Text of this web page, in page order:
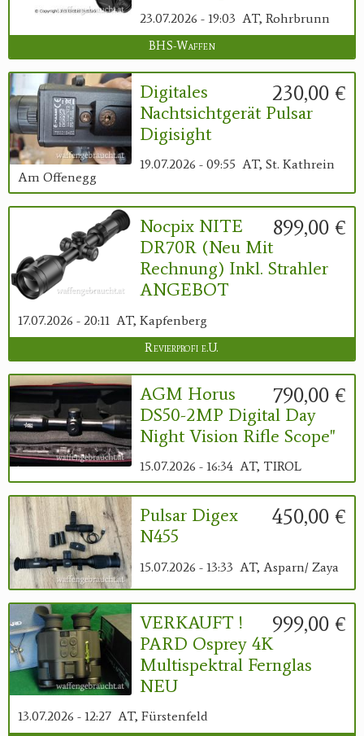
23.07.2026 - 19:03 AT, Rohrbrunn
BHS-Waffen
230,00 €
Digitales
Nachtsichtgerät Pulsar
Digisight
19.07.2026 - 09:55 AT, St. Kathrein
Am Offenegg
899,00 €
Nocpix NITE
DR70R (neu Mit
Rechnung) Inkl. Strahler
ANGEBOT
17.07.2026 - 20:11 AT, Kapfenberg
Revierprofi e.U.
790,00 €
AGM Horus
DS50-2MP Digital Day
Night Vision Rifle Scope"
15.07.2026 - 16:34 AT, TIROL
450,00 €
Pulsar Digex
N455
15.07.2026 - 13:33 AT, Asparn/ Zaya
999,00 €
VERKAUFT !
PARD Osprey 4K
Multispektral Fernglas
NEU
13.07.2026 - 12:27 AT, Fürstenfeld